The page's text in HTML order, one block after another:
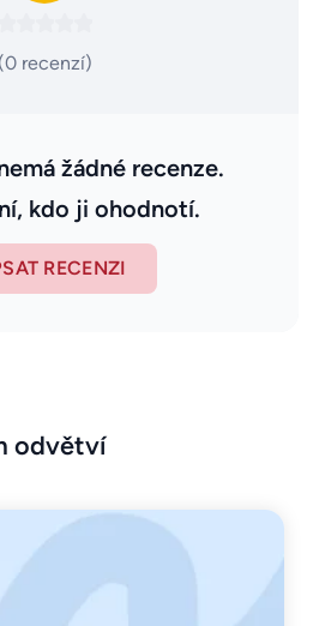
(0 recenzí)
žádné recenze.
kdo ji ohodnotí.
RECENZI
odvětví